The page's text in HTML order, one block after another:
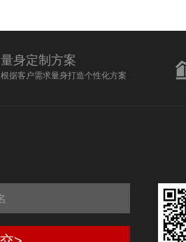
量身定制方案
根据客户需求量身打造个性化方案